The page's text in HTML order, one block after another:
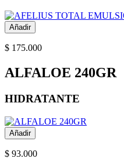
Añadir
$ 175.000
ALFALOE 240GR
HIDRATANTE
Añadir
$ 93.000